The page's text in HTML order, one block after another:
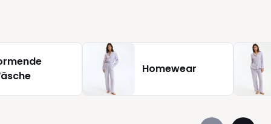
Homewear